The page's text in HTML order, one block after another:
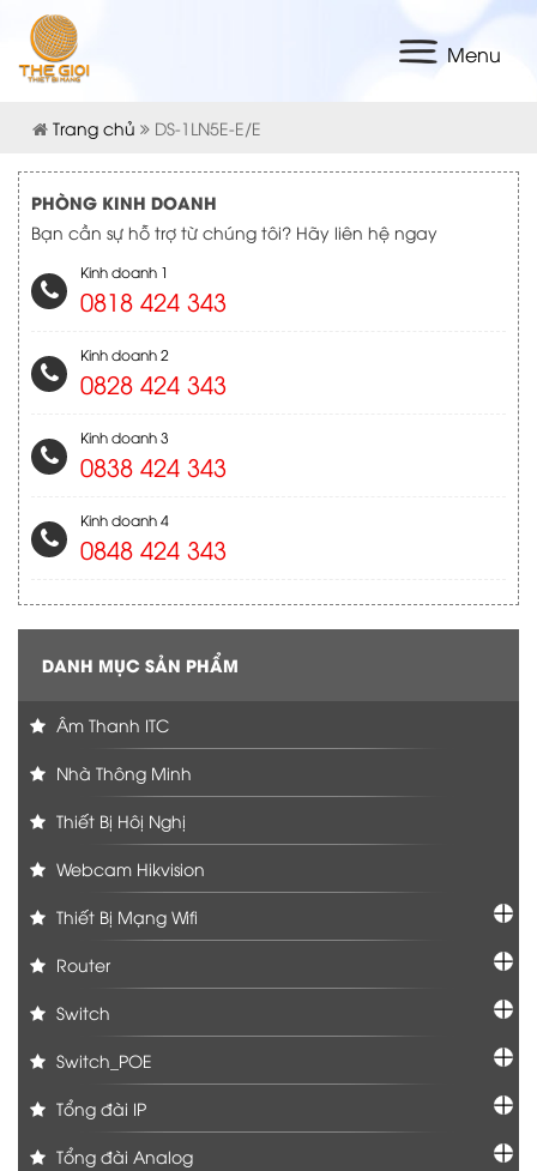
Menu
Trang chủ DS-1LN5E-E/E
PHÒNG KINH DOANH
Bạn cần sự hỗ trợ từ chúng tôi? Hãy liên hệ ngay
Kinh doanh 1
0818 424 343
Kinh doanh 2
0828 424 343
Kinh doanh 3
0838 424 343
Kinh doanh 4
0848 424 343
DANH MỤC SẢN PHẨM
Âm Thanh ITC
Nhà Thông Minh
Thiết Bị Hôị Nghị
Webcam Hikvision
Thiết Bị Mạng Wifi
Router
Switch
Switch_POE
Tổng đài IP
Tổng đài Analog